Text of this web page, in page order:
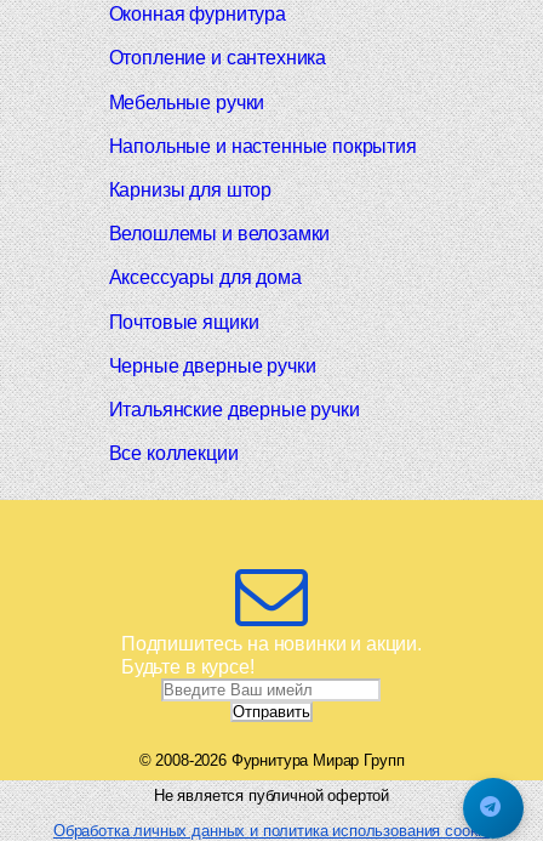
Оконная фурнитура
Отопление и сантехника
Мебельные ручки
Напольные и настенные покрытия
Карнизы для штор
Велошлемы и велозамки
Аксессуары для дома
Почтовые ящики
Черные дверные ручки
Итальянские дверные ручки
Все коллекции
Подпишитесь на новинки и акции.
Будьте в курсе!
© 2008-2026 Фурнитура Мирар Групп
Не является публичной офертой
Обработка личных данных и политика использования cookie